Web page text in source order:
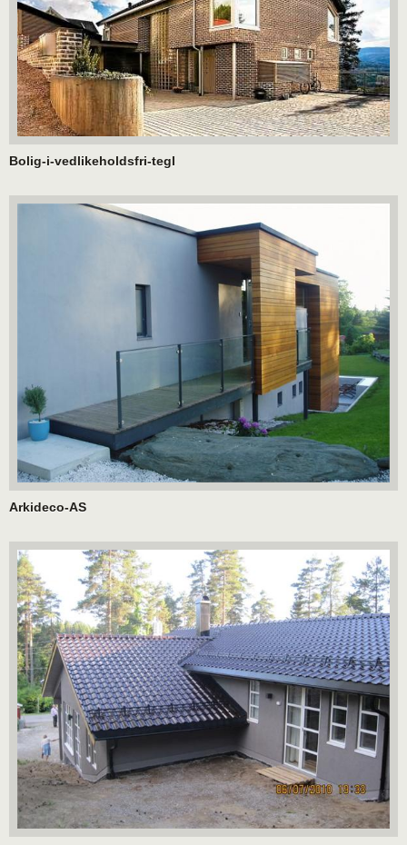
Bolig-i-vedlikeholdsfri-tegl
Arkideco-AS